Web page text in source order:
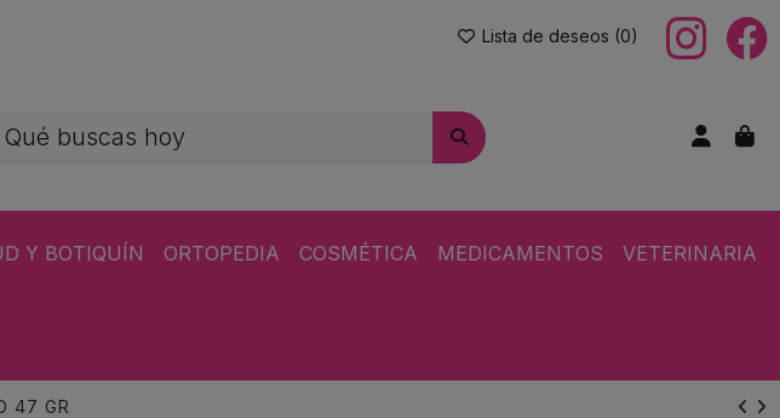
Lista de deseos (0)
Y BOTIQUÍN ORTOPEDIA COSMÉTICA MEDICAMENTOS VETERINARIA
47 GR